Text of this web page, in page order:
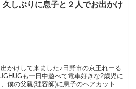
久しぶりに息子と２人でお出かけ
かけして来ました♪日野市の京王れーる
も一日中遊べて電車好きな2歳児に
僕の父親(理容師)に息子のヘアカットを